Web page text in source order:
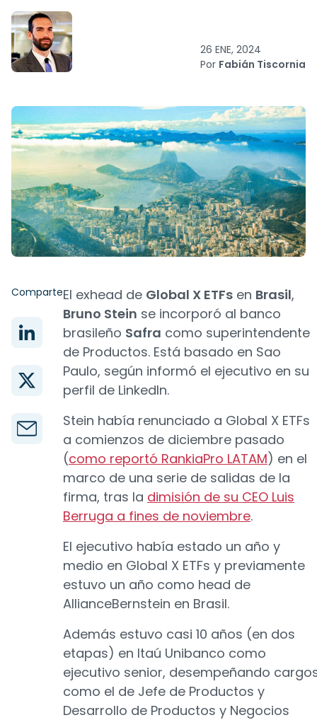
26 ENE, 2024
Por Fabián Tiscornia
ComparteEl exhead de Global X ETFs en Brasil,
Bruno Stein se incorporó al banco
brasileño Safra como superintendente
de Productos. Está basado en Sao
Paulo, según informó el ejecutivo en su
perfil de LinkedIn.
Stein había renunciado a Global X ETFs
a comienzos de diciembre pasado
(como reportó RankiaPro LATAM) en el
marco de una serie de salidas de la
firma, tras la dimisión de su CEO Luis
Berruga a fines de noviembre.
El ejecutivo había estado un año y
medio en Global X ETFs y previamente
estuvo un año como head de
AllianceBernstein en Brasil.
Además estuvo casi 10 años (en dos
etapas) en Itaú Unibanco como
ejecutivo senior, desempeñando
como el de Jefe de Productos y
Desarrollo de Productos y Negocios